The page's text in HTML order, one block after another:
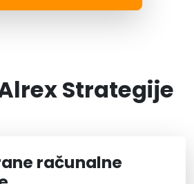
Strategije
računalne